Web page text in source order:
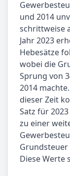
und 2014
schrittweise
Jahr 2023
Hebesätze
wobei die
Sprung von
2014
dieser Zeit
Satz für
zu einer
Grundsteuer
Diese Werte